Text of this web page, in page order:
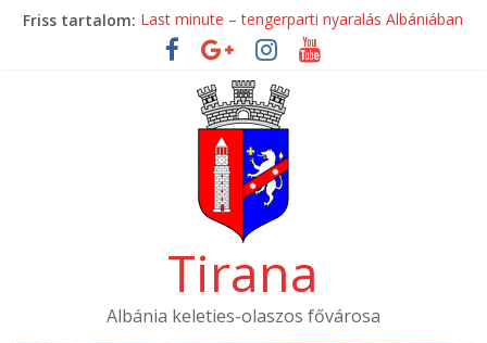
SkipFriss tartalom: Last minute – tengerparti nyaralás Albániában
Mondial Hotel ****
Mak Albania Hotel *****
La Bohème Hotel ****
Tirana International Hotel ****
Tirana
Albánia keleties-olaszos fővárosa